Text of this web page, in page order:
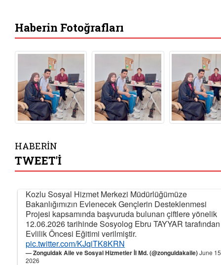
Haberin Fotoğrafları
HABERİN
TWEET'İ
Kozlu Sosyal Hizmet Merkezi Müdürlüğümüze
Bakanlığımızın Evlenecek Gençlerin Desteklenmesi
Projesi kapsamında başvuruda bulunan çiftlere yönelik
12.06.2026 tarihinde Sosyolog Ebru TAYYAR tarafından
Evlilik Öncesi Eğitimi verilmiştir.
pic.twitter.com/KJqiTK8KRN
— Zonguldak Aile ve Sosyal Hizmetler İl Md. (@zonguldakaile)June
2026